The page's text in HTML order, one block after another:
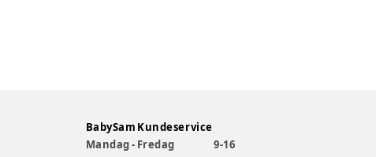
BabySam Kundeservice
Mandag - Fredag
9-16